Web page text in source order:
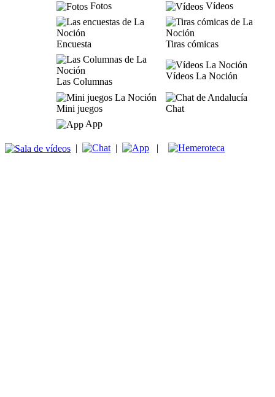
Fotos
Vídeos
Encuesta Tiras cómicas
Las Columnas
Vídeos La Noción
Mini juegos
Chat
App
| | |